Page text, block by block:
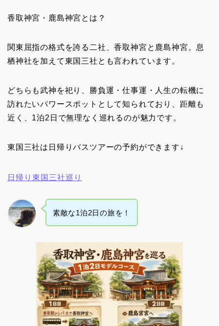
香取神宮・鹿島神宮とは？
関東屈指の格式を誇る二社、香取神宮と鹿島神宮。息
栖神社を加えて東国三社とも言われています。
どちらも武神を祀り、勝負運・仕事運・人生の転機に
訪れたいパワースポットとして知られており、距離も
近く、1泊2日で無理なく巡れるのが魅力です。
東国三社は日帰りバスツアーの予約ができます↓
日帰り東国三社巡り
素敵な1泊2日の旅を！